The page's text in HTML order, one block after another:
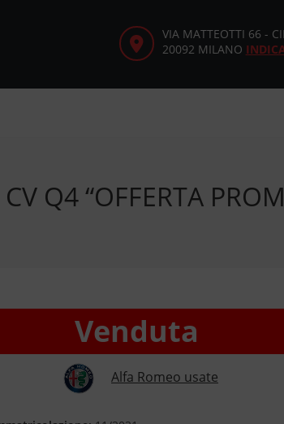
VIA MATTEOTTI 66 -
20092 MILANO
Q4 “OFFERTA
Venduta
Alfa Romeo usate